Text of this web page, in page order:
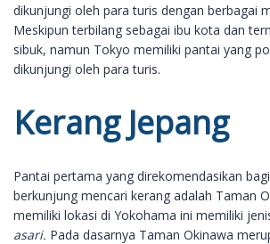
dikunjungi oleh para turis dengan berbagai
Meskipun terbilang sebagai ibu kota dan
sibuk, namun Tokyo memiliki pantai yang
dikunjungi oleh para turis.
Kerang Jepang
Pantai pertama yang direkomendasikan
berkunjung mencari kerang adalah Taman
memiliki lokasi di Yokohama ini memiliki
asari. Pada dasarnya Taman Okinawa